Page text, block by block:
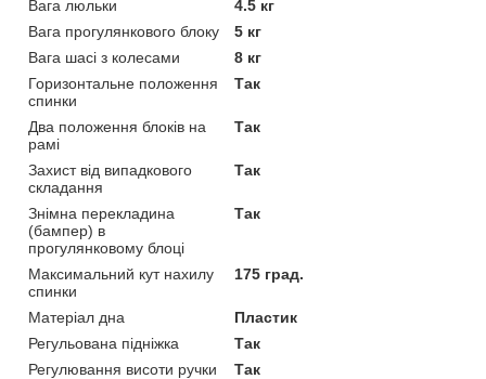
Вага люльки
4.5 кг
Вага прогулянкового блоку
5 кг
Вага шасі з колесами
8 кг
Горизонтальне положення
спинки
Так
Два положення блоків на
рамі
Так
Захист від випадкового
складання
Так
Знімна перекладина
(бампер) в
прогулянковому блоці
Так
Максимальний кут нахилу
спинки
175 град.
Матеріал дна
Пластик
Регульована підніжка
Так
Регулювання висоти ручки
Так